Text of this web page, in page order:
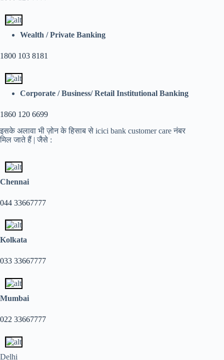
Wealth / Private Banking
1800 103 8181
Corporate / Business/ Retail Institutional Banking
1860 120 6699
इसके अलावा भी ज़ोन के हिसाब से icici bank customer care नंबर
मिल जाते हैं | जैसे :
Chennai
044 33667777
Kolkata
033 33667777
Mumbai
022 33667777
Delhi